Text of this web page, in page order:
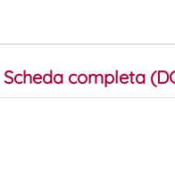
Scheda completa